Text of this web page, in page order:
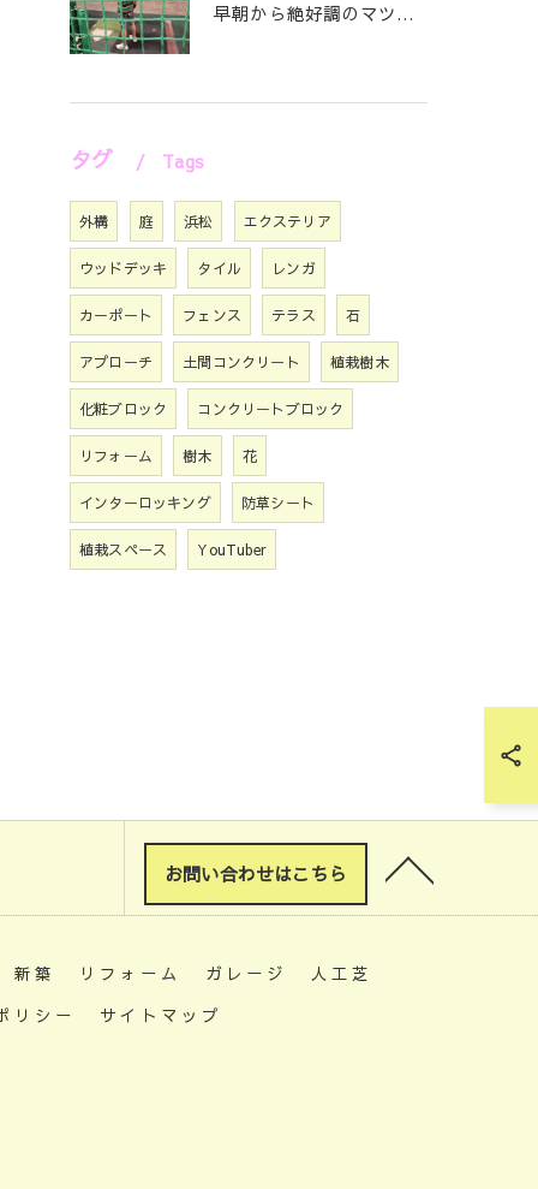
早朝から絶好調のマツジン社長でございます✌️😁
タグ Tags
外構 庭 浜松 エクステリア
ウッドデッキ タイル レンガ
カーポート フェンス テラス 石
アプローチ 土間コンクリート 植栽樹木
化粧ブロック コンクリートブロック
リフォーム 樹木 花
インターロッキング 防草シート
植栽スペース YouTuber
お問い合わせはこちら
新築 リフォーム ガレージ
人工芝
リシー サイトマップ